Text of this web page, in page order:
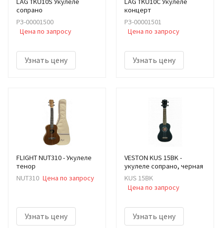
сопрано
РЗ-00001500
Цена по запросу
Узнать цену
концерт
РЗ-00001501
Цена по запросу
Узнать цену
FLIGHT NUT310 - Укулеле
тенор
NUT310 Цена по запросу
Узнать цену
VESTON KUS 15BK -
укулеле сопрано, черная
KUS 15BK
Цена по запросу
Узнать цену